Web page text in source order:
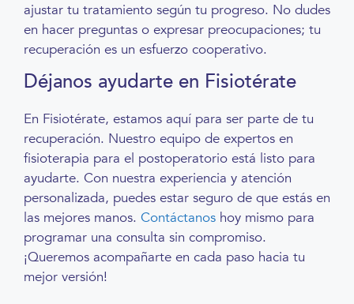
ajustar tu tratamiento según tu progreso. No dudes
en hacer preguntas o expresar preocupaciones; tu
recuperación es un esfuerzo cooperativo.
Déjanos ayudarte en Fisiotérate
En Fisiotérate, estamos aquí para ser parte de tu
recuperación. Nuestro equipo de expertos en
fisioterapia para el postoperatorio está listo para
ayudarte. Con nuestra experiencia y atención
personalizada, puedes estar seguro de que estás en
las mejores manos. Contáctanos hoy mismo para
programar una consulta sin compromiso.
¡Queremos acompañarte en cada paso hacia tu
mejor versión!